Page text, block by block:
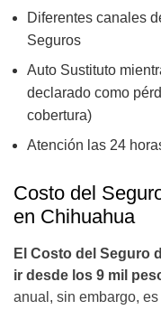
Diferentes canales
Seguros
Auto Sustituto
declarado como
cobertura)
Atención las 24
Costo del
en Chihuahua
El Costo del Seguro
ir desde los 9 mil
anual, sin embargo,